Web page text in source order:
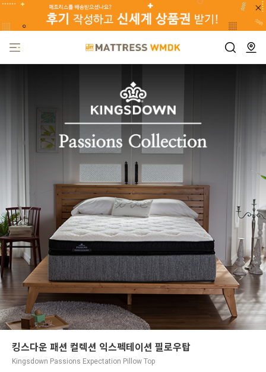
킹스다운 패션 컬렉션 익스펙테이션 필로우탑
Kingsdown Passions Expectation Pillow Top